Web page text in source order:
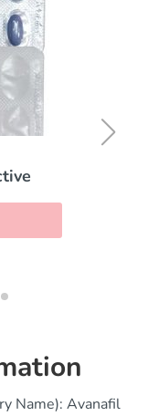
Name): Avanafil